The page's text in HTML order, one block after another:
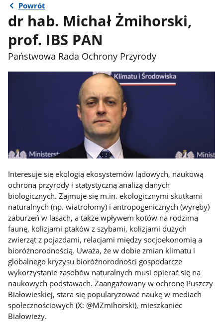
Powrót
dr hab. Michał Żmihorski,
prof. IBS PAN
Państwowa Rada Ochrony Przyrody
Interesuje się ekologią ekosystemów lądowych, naukową
ochroną przyrody i statystyczną analizą danych
biologicznych. Zajmuje się m.in. ekologicznymi skutkami
naturalnych (np. wiatrołomy) i antropogenicznych (wyręby)
zaburzeń w lasach, a także wpływem kotów na rodzimą
faunę, kolizjami ptaków z szybami, kolizjami dużych
zwierząt z pojazdami, relacjami między socjoekonomią a
bioróżnorodnością. Uważa, że w dobie zmian klimatu i
globalnego kryzysu bioróżnorodności gospodarcze
wykorzystanie zasobów naturalnych musi opierać się na
naukowych podstawach. Zaangażowany w ochronę Puszczy
Białowieskiej, stara się popularyzować naukę w mediach
społecznościowych (X: @MZmihorski), mieszkaniec
Białowieży.